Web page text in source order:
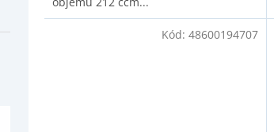
Kód: 48600194707